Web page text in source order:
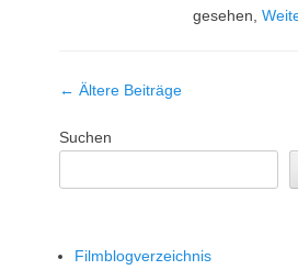
gesehen,
Beitrag-
← Ältere Beiträge
Suchen
Filmblogverzeichnis